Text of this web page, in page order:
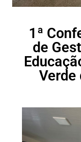
1ª
de
Verde